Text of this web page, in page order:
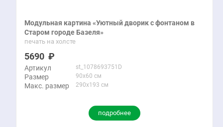
Модульная картина «Уютный дворик с фонтаном в
Старом городе Базеля»
печать на холсте
5690
Артикул st_1078693751D
Размер 90x60 см
Макс. размер 290x193 см
подробнее